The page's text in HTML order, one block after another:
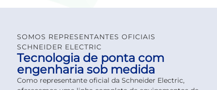
SOMOS REPRESENTANTES OFICIAIS
SCHNEIDER ELECTRIC
Tecnologia de ponta com
engenharia sob medida
Como representante oficial da Schneider Electric,